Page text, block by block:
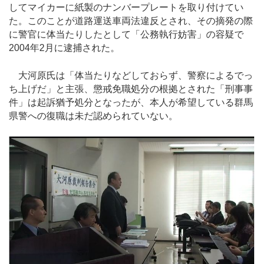
してマイカーに紙製のナンバープレートを取り付けてい
た。このことが道路運送車両法違反とされ、その摘発の際
に警官に体当たりしたとして「公務執行妨害」の容疑で
2004年2月に逮捕された。
大河原氏は「体当たりなどしておらず、警察によるでっ
ち上げだ」と主張、懲戒免職処分の根拠とされた「刑事事
件」は起訴猶予処分となったが、本人が希望している群馬
県警への復職は未だ認められていない。